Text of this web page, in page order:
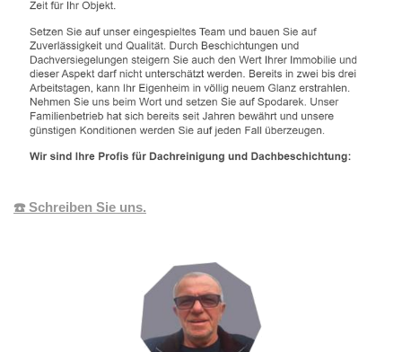
☎️ Schreiben Sie uns.